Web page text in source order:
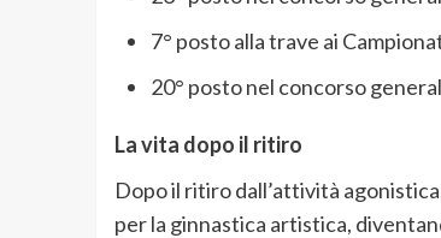
7° posto alla trave ai
20° posto nel concorso
La vita dopo il ritiro
Dopo il ritiro dall’attività
per la ginnastica artistica,